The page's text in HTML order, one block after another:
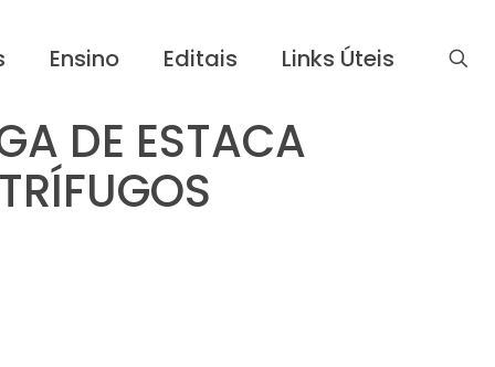
Ensino Editais Links Úteis
DE ESTACA